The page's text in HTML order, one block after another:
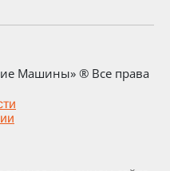
Машины» ® Все права